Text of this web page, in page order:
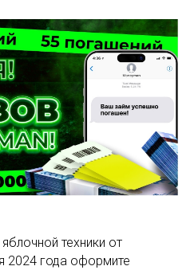
техники от
2024 года оформите